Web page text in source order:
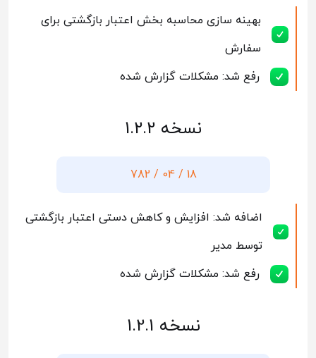
بهینه سازی محاسبه بخش اعتبار بازگشتی برای
سفارش
رفع شد: مشکلات گزارش شده
نسخه 1.2.2
18 / 04 / 782
اضافه شد: افزایش و کاهش دستی اعتبار بازگشتی
توسط مدیر
رفع شد: مشکلات گزارش شده
نسخه 1.2.1